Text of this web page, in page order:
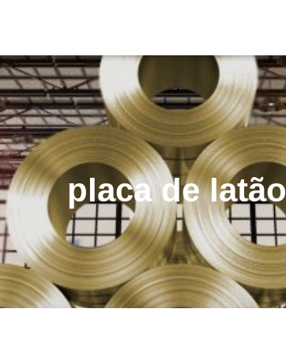
placa de latão